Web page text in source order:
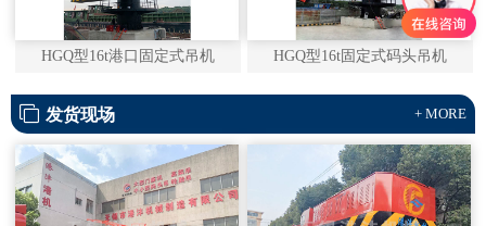
HGQ型16t港口固定式吊机 HGQ型16t固定式码头吊机
发货现场 + MORE